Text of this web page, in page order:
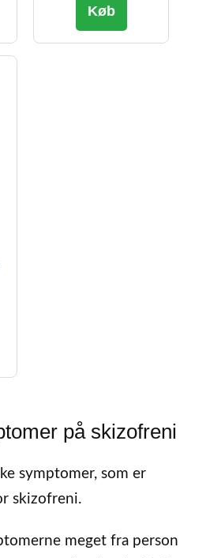
Køb
på skizofreni
symptomer, som er
skizofreni.
meget fra person